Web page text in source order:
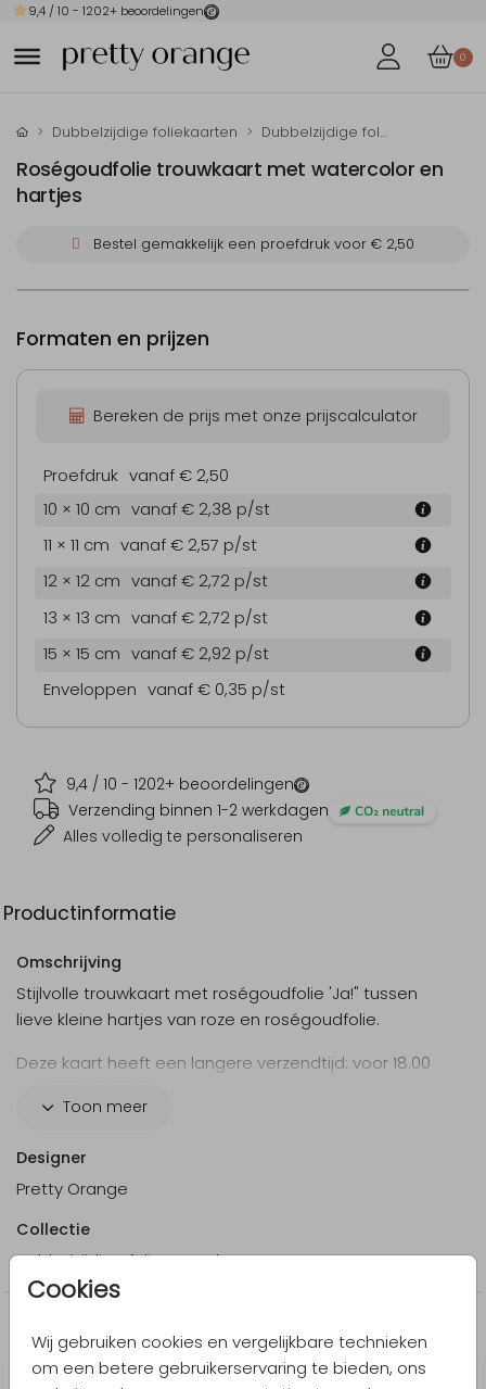
9,4 / 10 - 1202+ beoordelingen
0
Cookies
Wij gebruiken cookies en vergelijkbare technieken
om een betere gebruikerservaring te bieden, ons
Dubbelzijdige foliekaarten Dubbelzijdige folie-trouwkaarten
Roségoudfolie trouwkaart met watercolor en
hartjes
Bestel gemakkelijk een proefdruk voor € 2,50
9,4 / 10 - 1202+ beoordelingen
Verzending binnen 1-2 werkdagen
Alles volledig te personaliseren
Formaten en prijzen
Bereken de prijs met onze prijscalculator
Proefdruk vanaf € 2,50
10 × 10 cm vanaf € 2,38 p/st
11 × 11 cm vanaf € 2,57 p/st
12 × 12 cm vanaf € 2,72 p/st
13 × 13 cm vanaf € 2,72 p/st
15 × 15 cm vanaf € 2,92 p/st
Enveloppen vanaf € 0,35 p/st
Productinformatie
Omschrijving
Stijlvolle trouwkaart met roségoudfolie 'Ja!" tussen
lieve kleine hartjes van roze en roségoudfolie.
Deze kaart heeft een langere verzendtijd: voor 18.00
verzonden.Toon meer
Designer
Pretty Orange
Collectie
Dubbelzijdige folie-trouwkaarten
Meer in dezelfde stijl